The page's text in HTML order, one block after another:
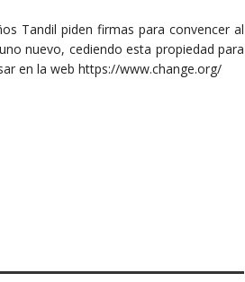
Tandil piden firmas para convencer al
nuevo, cediendo esta propiedad para
en la web https://www.change.org/